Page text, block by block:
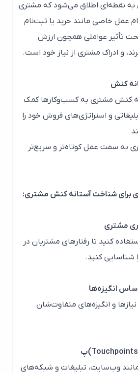
اطلاق می‌شود که مشتری
خاصی مانند خرید یا ثبت‌نام
عواملی همچون ارزش
و ادراک مشتری از نیاز خود است.
مشتری به کسب‌وکارها کمک
و استراتژی‌های فروش خود را
سمت عمل کوتاه‌تر و سریع‌تر
کنید تا رفتارهای مشتریان در
کنید.
انگیزه‌ها
و انگیزه‌های متفاوت‌شان
وب‌سایت، تبلیغات و شبکه‌های